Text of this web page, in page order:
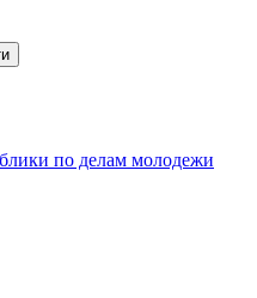
по делам молодежи